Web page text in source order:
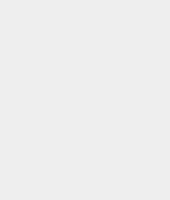
些有真正工作的女人會很不錯。
of jobs, like dancer, and, I
and...